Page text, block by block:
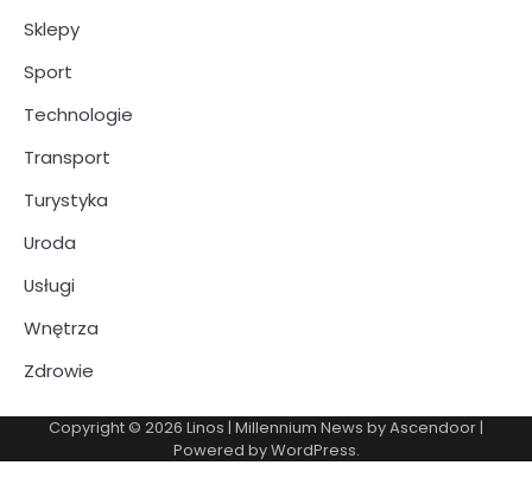
Sklepy
Sport
Technologie
Transport
Turystyka
Uroda
Usługi
Wnętrza
Zdrowie
Copyright © 2026 Linos | Millennium News byAscendoor|
Powered byWordPress.